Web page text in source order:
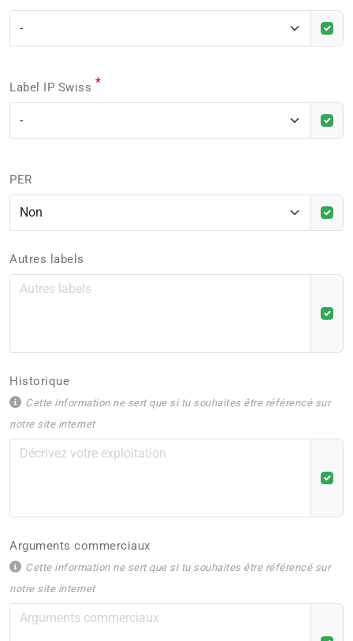
Label IP Swiss *
PER
Autres labels
Historique
Cette information ne sert que si tu souhaites être référencé sur
notre site internet
Arguments commerciaux
Cette information ne sert que si tu souhaites être référencé sur
notre site internet